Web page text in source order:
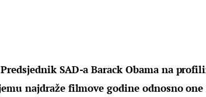
SAD-a Barack Obama na
najdraže filmove godine odnosno one